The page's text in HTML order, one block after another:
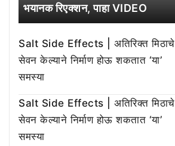
भयानक रिएक्शन, पाहा VIDEO
Salt Side Effects | अतिरिक्त मिठाचे
सेवन केल्याने निर्माण होऊ शकतात ‘या’
समस्या
Salt Side Effects | अतिरिक्त मिठाचे
सेवन केल्याने निर्माण होऊ शकतात ‘या’
समस्या